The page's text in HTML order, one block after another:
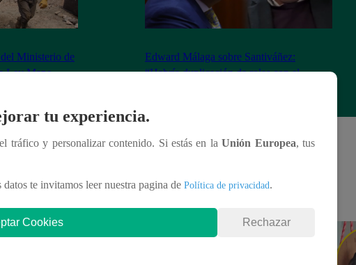
Ministerio de
Ley Mape
Edward Málaga sobre Santiváñez:
“Habría duplicación de roles con el
tu experiencia.
tráfico y personalizar contenido. Si estás en laUnión Europea, tus
te invitamos leer nuestra pagina de Política de privacidad.
Cookies Rechazar